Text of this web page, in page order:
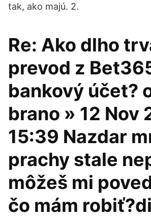
tak, ako majú. 2.
Re: Ako dlho
prevod z
bankový účet?
brano » 12 Nov
15:39 Nazdar
prachy stale
môžeš mi
čo mám